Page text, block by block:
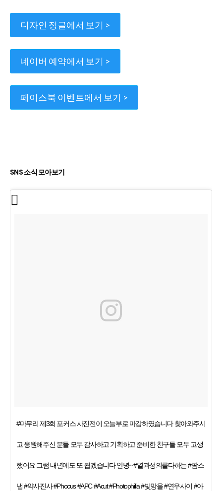
디자인 정글에서 보기 >
네이버 예약에서 보기 >
페이스북 이벤트에서 보기 >
SNS 소식 모아보기
#마무리 제3회 포커스 사진전이 오늘부로 마감하였습니다 찾아와주시
고 응원해주신 분들 모두 감사하고 기획하고 준비한 친구들 모두 고생
했어요 그럼 내년에도 또 뵙겠습니다 안녕~ #열과성의를다하는 #팜스
냅 #약사진사 #Phocus #APC #Acut #Photophilia #빛망울 #연우사이 #아